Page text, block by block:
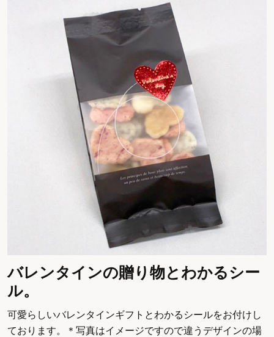
バレンタインの贈り物とわかるシー
ル。
可愛らしいバレンタインギフトとわかるシールをお付けし
ております。＊写真はイメージですので違うデザインの場